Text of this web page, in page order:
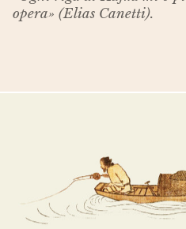
opera» (Elias Canetti).